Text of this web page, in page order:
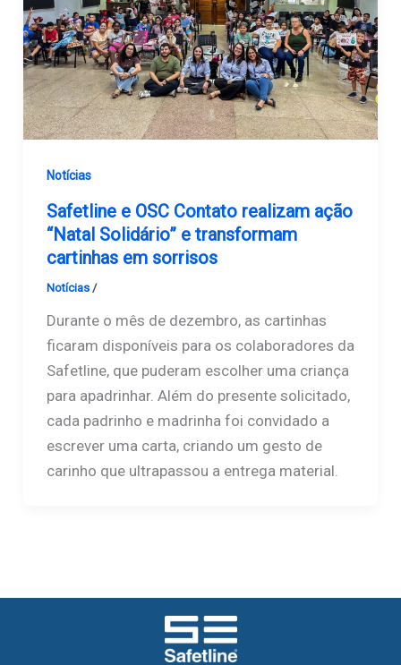
Notícias
Safetline e OSC Contato realizam ação
“Natal Solidário” e transformam
cartinhas em sorrisos
Notícias/
Durante o mês de dezembro, as cartinhas
ficaram disponíveis para os colaboradores da
Safetline, que puderam escolher uma criança
para apadrinhar. Além do presente solicitado,
cada padrinho e madrinha foi convidado a
escrever uma carta, criando um gesto de
carinho que ultrapassou a entrega material.